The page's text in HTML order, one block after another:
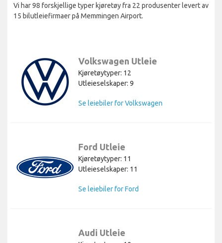
Vi har 98 forskjellige typer kjøretøy fra 22 produsenter levert av
15 bilutleiefirmaer på Memmingen Airport.
Volkswagen Utleie
Kjøretøytyper: 12
Utleieselskaper: 9
Se leiebiler for Volkswagen
Ford Utleie
Kjøretøytyper: 11
Utleieselskaper: 11
Se leiebiler for Ford
Audi Utleie